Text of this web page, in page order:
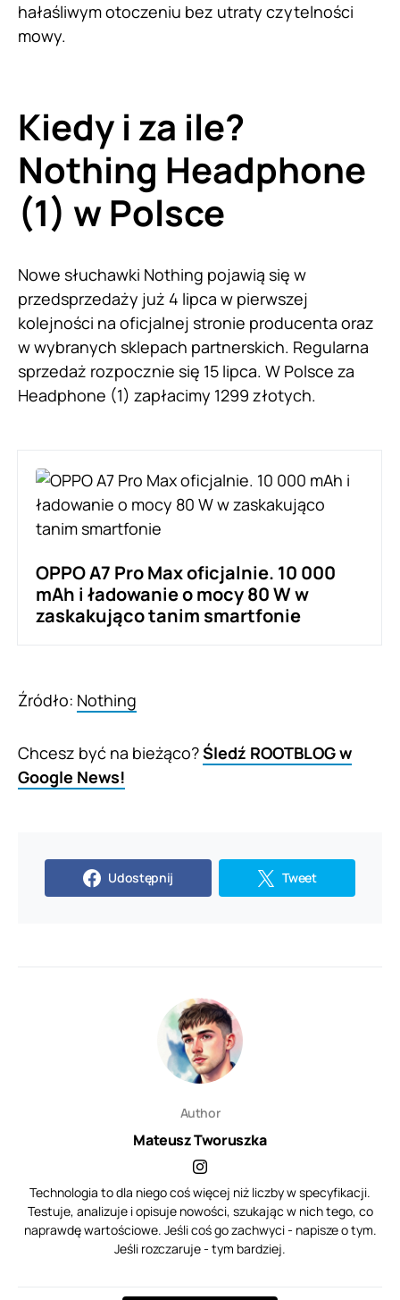
hałaśliwym otoczeniu bez utraty czytelności
mowy.
Kiedy i za ile?
Nothing Headphone
(1) w Polsce
Nowe słuchawki Nothing pojawią się w
przedsprzedaży już 4 lipca w pierwszej
kolejności na oficjalnej stronie producenta oraz
w wybranych sklepach partnerskich. Regularna
sprzedaż rozpocznie się 15 lipca. W Polsce za
Headphone (1) zapłacimy 1299 złotych.
OPPO A7 Pro Max oficjalnie. 10 000
mAh i ładowanie o mocy 80 W w
zaskakująco tanim smartfonie
Źródło: Nothing
Chcesz być na bieżąco?Śledź ROOTBLOG w
Google News!
Udostępnij Tweet
Author
Mateusz Tworuszka
Technologia to dla niego coś więcej niż liczby w specyfikacji.
Testuje, analizuje i opisuje nowości, szukając w nich tego, co
naprawdę wartościowe. Jeśli coś go zachwyci - napisze o tym.
Jeśli rozczaruje - tym bardziej.